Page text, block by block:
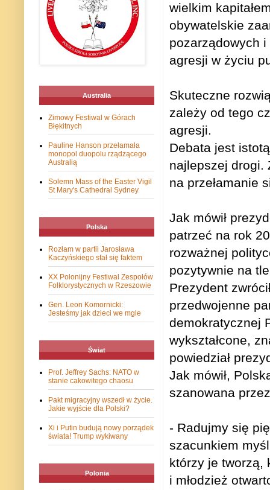
wielkim
obywatelskie
pozarządowych
agresji w życiu
Skuteczne
zależy od tego
agresji.
Debata jest
najlepszej drogi.
na przełamanie
Jak mówił
patrzeć na rok
rozważnej
pozytywnie na
Prezydent
przedwojenne
demokratycznej
wykształcone,
powiedział
Jak mówił,
szanowana
- Radujmy się
szacunkiem
którzy je tworzą,
i młodzież
Australia
Zimowy Festiwal w Górach
Błękitnych
Pauline Hanson przełamała
monopol duopolu rządzącego
Australią
Solemn Mass of the Easter Vigil
St Mary's Cathedral Sydney
Polska
Rozłam w partii Jarosława
Kaczyńskiego stał się faktem
XX Polonijny Festiwal Zespołów
Folklorystycznych w Rzeszowie
Gen. Leon Komornicki:
Jesteśmy jak dzieci we mgle
Świat
Prof. Jeffrey Sachs: NATO w
stanie cakowitego chaosu
Pakt migracyjny wszedł w życie.
Jakie wyjście dla Polski?
Xi i Putin budują nowy porządek
świata! Trump wykiwany
Polonia